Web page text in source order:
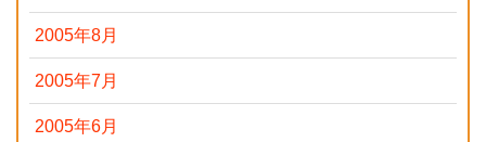
2005年8月
2005年7月
2005年6月